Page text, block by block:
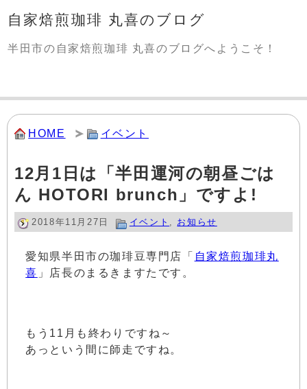
自家焙煎珈琲 丸喜のブログ
半田市の自家焙煎珈琲 丸喜のブログへようこそ！
HOME イベント
12月1日は「半田運河の朝昼ごは
ん HOTORI brunch」ですよ!
2018年11月27日 イベント , お知らせ
愛知県半田市の珈琲豆専門店「 自家焙煎珈琲丸
喜 」店長のまるきますたです。
もう11月も終わりですね～
あっという間に師走ですね。